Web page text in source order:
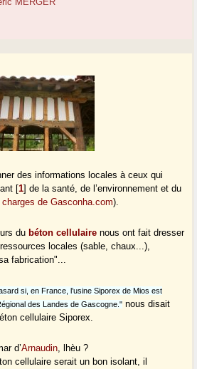
des informations locales à ceux qui
[1] de la santé, de l’environnement et du
charges de Gasconha.com).
du béton cellulaire nous ont fait dresser
locales (sable, chaux...),
fabrication"...
si, en France, l’usine Siporex de Mios est
des Landes de Gascogne." nous disait
cellulaire Siporex.
d’Arnaudin, lhèu ?
cellulaire serait un bon isolant, il